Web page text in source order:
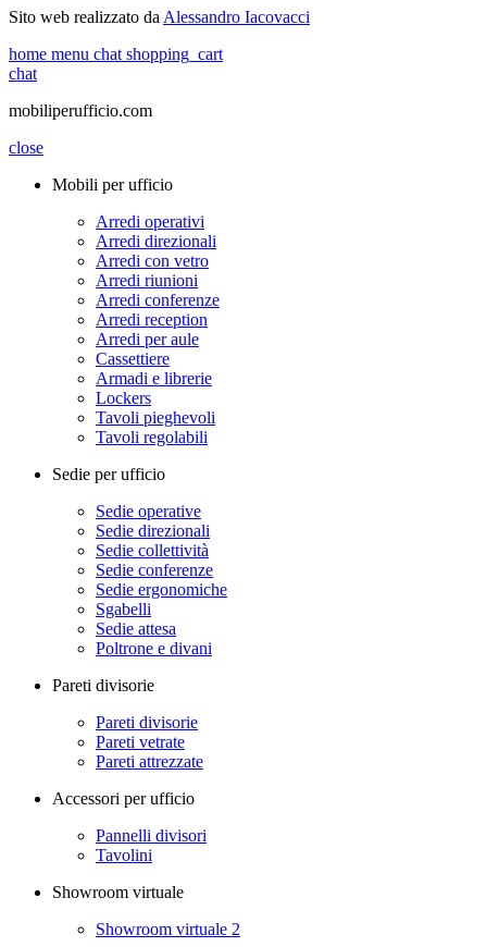
Sito web realizzato da Alessandro Iacovacci
home menu chat shopping_cart
chat
mobiliperufficio.com
close
Mobili per ufficio
Arredi operativi
Arredi direzionali
Arredi con vetro
Arredi riunioni
Arredi conferenze
Arredi reception
Arredi per aule
Cassettiere
Armadi e librerie
Lockers
Tavoli pieghevoli
Tavoli regolabili
Sedie per ufficio
Sedie operative
Sedie direzionali
Sedie collettività
Sedie conferenze
Sedie ergonomiche
Sgabelli
Sedie attesa
Poltrone e divani
Pareti divisorie
Pareti divisorie
Pareti vetrate
Pareti attrezzate
Accessori per ufficio
Pannelli divisori
Tavolini
Showroom virtuale
Showroom virtuale 2